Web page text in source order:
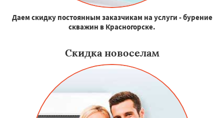
Даем скидку постоянным заказчикам на услуги - бурение
скважин в Красногорске.
Скидка новоселам